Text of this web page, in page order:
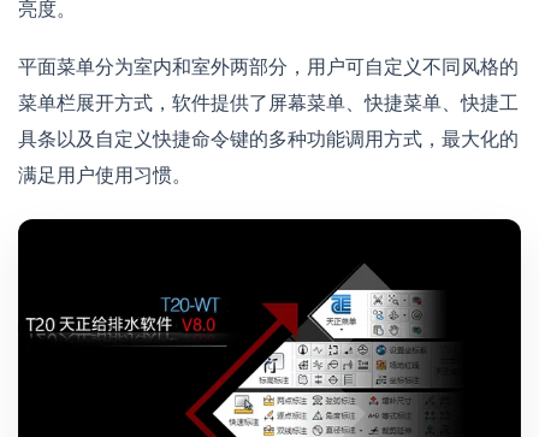
亮度。
平面菜单分为室内和室外两部分，用户可自定义不同风格的
菜单栏展开方式，软件提供了屏幕菜单、快捷菜单、快捷工
具条以及自定义快捷命令键的多种功能调用方式，最大化的
满足用户使用习惯。